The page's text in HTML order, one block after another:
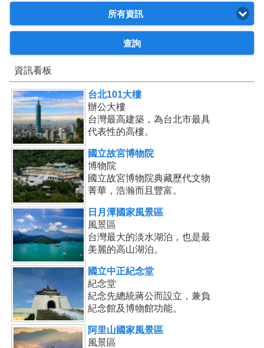
所有資訊
查詢
資訊看板
台北101大樓
辦公大樓
台灣最高建築，為台北市最具
代表性的高樓。
國立故宮博物院
博物院
國立故宮博物院典藏歷代文物
菁華，浩瀚而且豐富。
日月潭國家風景區
風景區
台灣最大的淡水湖泊，也是最
美麗的高山湖泊。
國立中正紀念堂
紀念堂
紀念先總統蔣公而設立，兼負
紀念館及博物館功能。
阿里山國家風景區
風景區